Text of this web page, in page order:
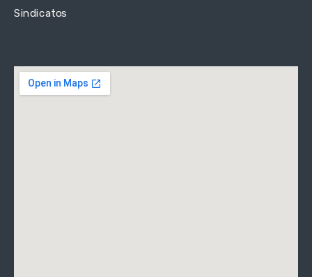
Sindicatos